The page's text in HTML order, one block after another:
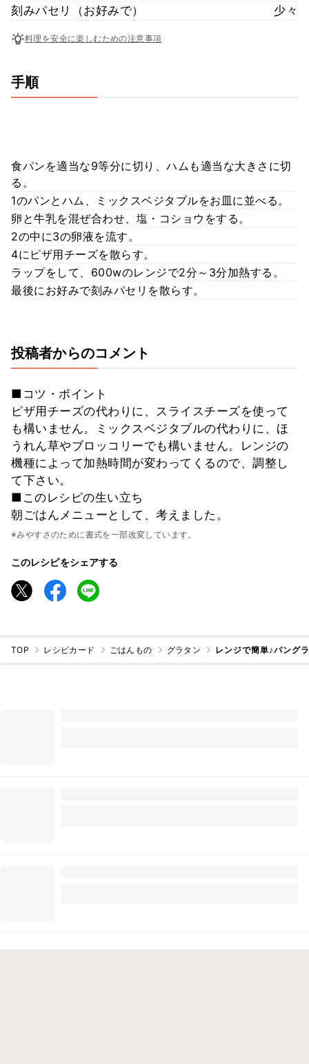
刻みパセリ（お好みで）
少々
料理を安全に楽しむための注意事項
手順
食パンを適当な9等分に切り、ハムも適当な大きさに切
る。
1のパンとハム、ミックスベジタブルをお皿に並べる。
卵と牛乳を混ぜ合わせ、塩・コショウをする。
2の中に3の卵液を流す。
4にピザ用チーズを散らす。
ラップをして、600wのレンジで2分～3分加熱する。
最後にお好みで刻みパセリを散らす。
投稿者からのコメント
■コツ・ポイント
ピザ用チーズの代わりに、スライスチーズを使って
も構いません。ミックスベジタブルの代わりに、ほ
うれん草やブロッコリーでも構いません。レンジの
機種によって加熱時間が変わってくるので、調整し
て下さい。
■このレシピの生い立ち
朝ごはんメニューとして、考えました。
※みやすさのために書式を一部改変しています。
このレシピをシェアする
TOP レシピカード ごはんもの グラタン レンジで簡単♪パング